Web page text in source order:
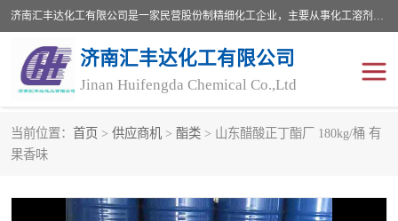
济南汇丰达化工有限公司是一家民营股份制精细化工企业，主要从事化工溶剂、药用辅料、合成中间体等深加工产品的研制开发、生产、销售和进出口贸易。主营产品：环氧丙烷，十二烷基苯，甲基磺酸，磺酸，DMF，DMAC，甘油，苯甲醇，乙酰氯，甲基丙烯酸，甲基丙烯酸甲酯，叔丁醇，异辛酸，二乙烯三胺，一乙，二乙‎，三乙醇胺，原乙酸三甲酯等化工产品及中间体。欢迎各界朋友洽谈咨询业务。
济南汇丰达化工有限公司
Jinan Huifengda Chemical Co.,Ltd
当前位置： 首页 > 供应商机 > 酯类 > 山东醋酸正丁酯厂 180kg/桶 有
果香味
胺类
醇类 醚类